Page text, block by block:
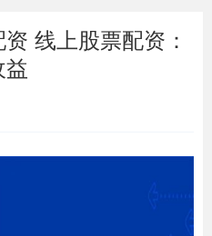
线上股票配资：